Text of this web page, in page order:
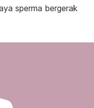
sperma bergerak